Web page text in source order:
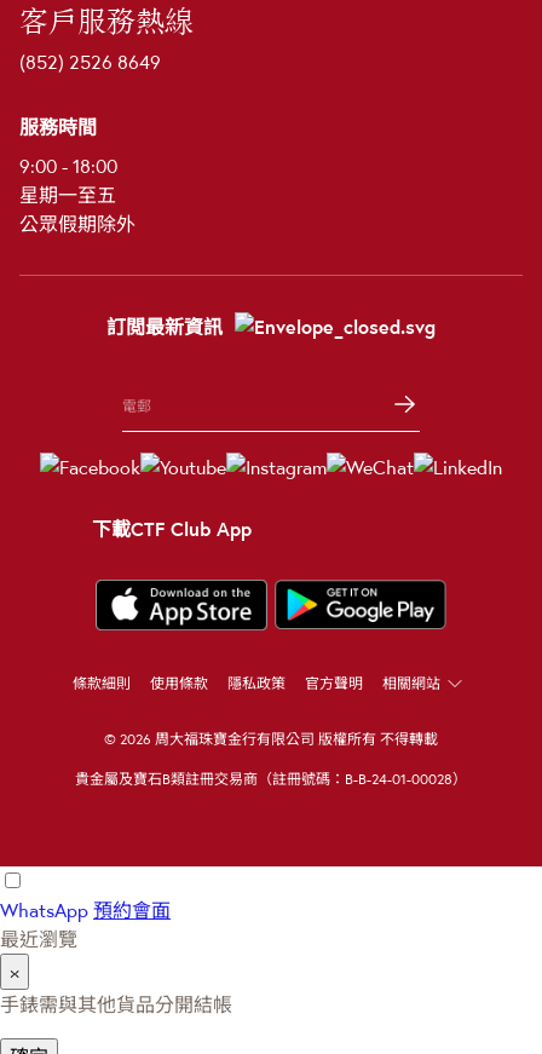
客戶服務熱線
(852) 2526 8649
服務時間
9:00 - 18:00
星期一至五
公眾假期除外
訂閲最新資訊
下載CTF Club App
條款細則 使用條款 隱私政策 官方聲明 相關網站
© 2026 周大福珠寶金行有限公司 版權所有 不得轉載
貴金屬及寶石B類註冊交易商（註冊號碼：B-B-24-01-00028）
WhatsApp 預約會面
最近瀏覽
×
手錶需與其他貨品分開結帳